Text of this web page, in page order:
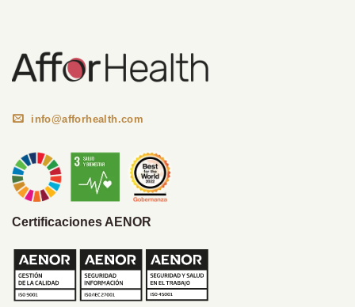
info@afforhealth.com
Certificaciones AENOR